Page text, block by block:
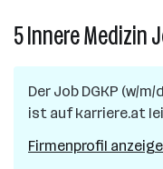
5Innere Medizin
Der Job DGKP (w/
ist auf karriere.at
Firmenprofil